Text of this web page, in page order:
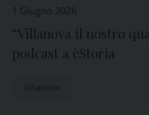
1 Giugno 2026
“Villanova il nostro
podcast a èStoria
Villanova